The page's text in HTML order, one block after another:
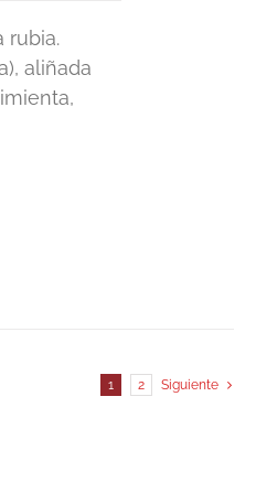
rubia.
aliñada
1 2 Siguiente